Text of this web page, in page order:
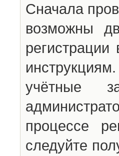
Сначала
возможны
учётные
процессе
следуйте